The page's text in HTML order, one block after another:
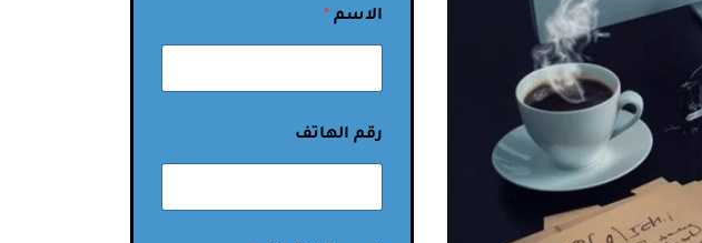
الاسم *
رقم الهاتف